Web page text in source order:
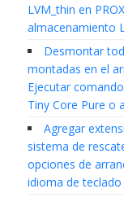
LVM_thin en
almacenamiento
Desmontar
montadas en el
Ejecutar
Tiny Core Pure o
Agregar
sistema de
opciones de
idioma de teclado